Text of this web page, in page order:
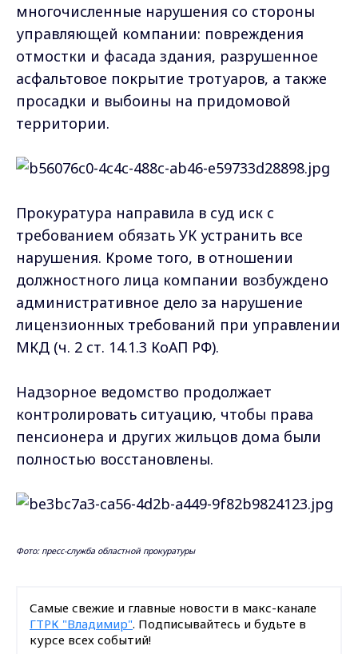
многочисленные нарушения со стороны
управляющей компании: повреждения
отмостки и фасада здания, разрушенное
асфальтовое покрытие тротуаров, а также
просадки и выбоины на придомовой
территории.
Прокуратура направила в суд иск с
требованием обязать УК устранить все
нарушения. Кроме того, в отношении
должностного лица компании возбуждено
административное дело за нарушение
лицензионных требований при управлении
МКД (ч. 2 ст. 14.1.3 КоАП РФ).
Надзорное ведомство продолжает
контролировать ситуацию, чтобы права
пенсионера и других жильцов дома были
полностью восстановлены.
Фото: пресс-служба областной прокуратуры
Самые свежие и главные новости в макс-канале
ГТРК "Владимир". Подписывайтесь и будьте в
курсе всех событий!